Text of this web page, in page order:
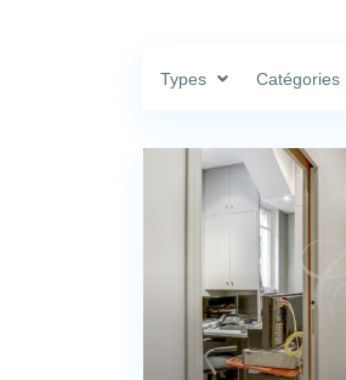
Types Catégories